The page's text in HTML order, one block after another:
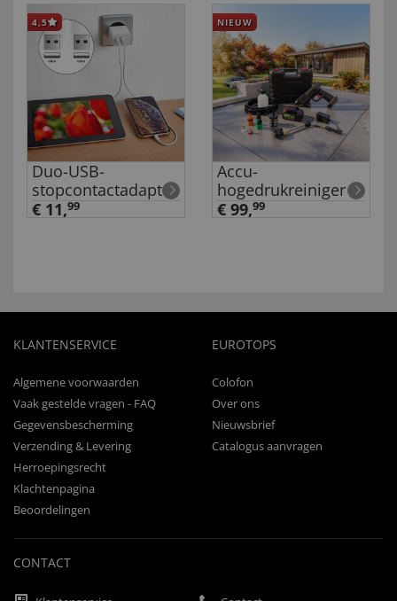
4,5
Duo-USB-
stopcontactadapter
€ 11,99
NIEUW
Accu-
hogedrukreiniger
€ 99,99
KLANTENSERVICE
Algemene voorwaarden
Vaak gestelde vragen - FAQ
Gegevensbescherming
Verzending & Levering
Herroepingsrecht
Klachtenpagina
Beoordelingen
EUROTOPS
Colofon
Over ons
Nieuwsbrief
Catalogus aanvragen
CONTACT